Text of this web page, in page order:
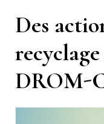
Des
DROM-